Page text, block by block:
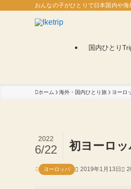
おんなの子がひとりで日本国内や海
国内ひとり
ホーム 海外・国内ひとり旅 ヨーロ
初ヨーロ
2022
6/22
ヨーロッパ 2019年1月13日